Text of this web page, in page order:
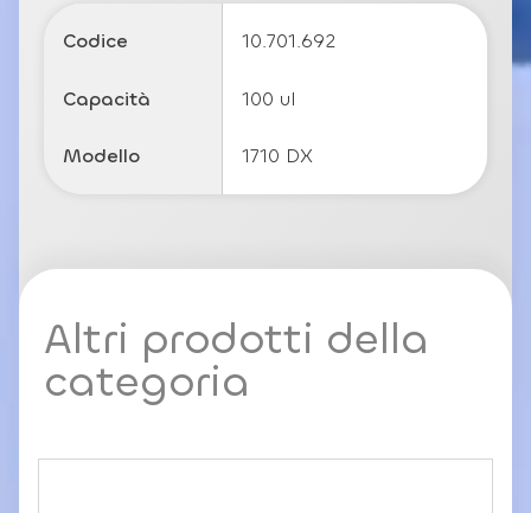
li
Codice 10.701.692
Capacità 100 ul
Modello 1710 DX
Altri prodotti della
categoria